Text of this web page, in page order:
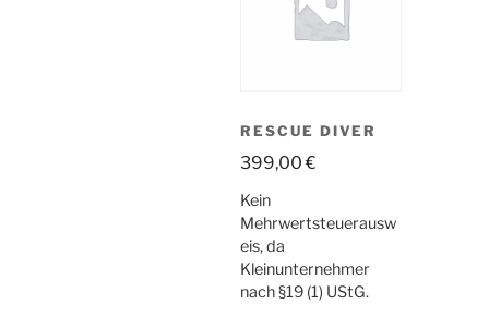
RESCUE DIVER
399,00€
Kein
Mehrwertsteuerausw
eis, da
Kleinunternehmer
nach §19 (1) UStG.